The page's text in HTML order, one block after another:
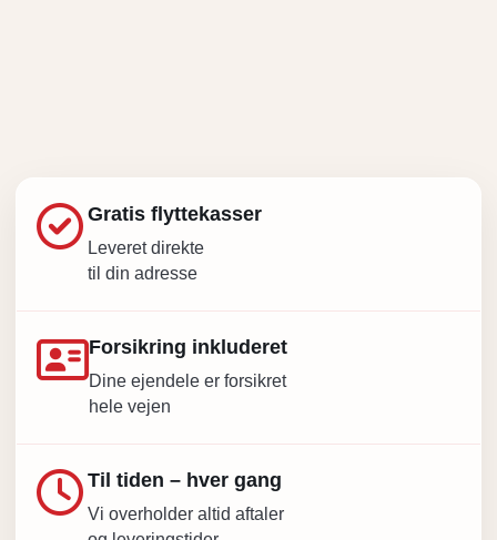
Gratis flyttekasser
Leveret direkte
til din adresse
Forsikring inkluderet
Dine ejendele er forsikret
hele vejen
Til tiden – hver gang
Vi overholder altid aftaler